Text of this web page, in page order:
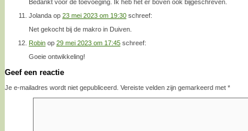
Bedankt voor de toevoeging. Ik heb het er boven ook bijgeschreven.
Jolanda op 23 mei 2023 om 19:30 schreef:
Net gekocht bij de makro in Duiven.
Robin op 29 mei 2023 om 17:45 schreef:
Goeie ontwikkeling!
Geef een reactie
Je e-mailadres wordt niet gepubliceerd. Vereiste velden zijn gemarkeerd met *